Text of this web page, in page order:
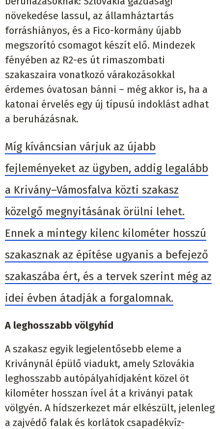
növekedése lassul, az államháztartás
forráshiányos, és a Fico-kormány újabb
megszorító csomagot készít elő. Mindezek
fényében az R2-es út rimaszombati
szakaszaira vonatkozó várakozásokkal
érdemes óvatosan bánni – még akkor is, ha a
katonai érvelés egy új típusú indoklást adhat
a beruházásnak.
Míg kíváncsian várjuk az újabb
fejleményeket az ügyben, addig legalább
a Krivány–Vámosfalva közti szakasz
közelgő megnyitásának örülni lehet.
Ennek a mintegy kilenc kilométer hosszú
szakasznak az építése ugyanis a befejező
szakaszába ért, és a tervek szerint még az
idei évben átadják a forgalomnak.
A leghosszabb völgyhíd
A szakasz egyik legjelentősebb eleme a
Kriványnál épülő viadukt, amely Szlovákia
leghosszabb autópályahídjaként közel öt
kilométer hosszan ível át a kriványi patak
völgyén. A hídszerkezet már elkészült, jelenleg
a zajvédő falak és korlátok csapadékvíz-